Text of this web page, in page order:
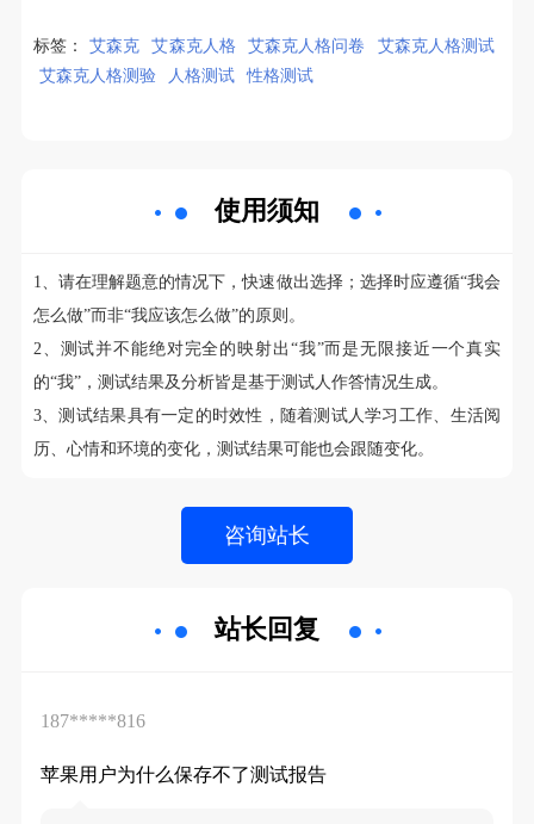
标签： 艾森克 艾森克人格 艾森克人格问卷
艾森克人格测试
艾森克人格测验
人格测试 性格测试
使用须知
1、请在理解题意的情况下，快速做出选择；选择时应遵循“我会
怎么做”而非“我应该怎么做”的原则。
2、测试并不能绝对完全的映射出“我”而是无限接近一个真实
的“我”，测试结果及分析皆是基于测试人作答情况生成。
3、测试结果具有一定的时效性，随着测试人学习工作、生活阅
历、心情和环境的变化，测试结果可能也会跟随变化。
站长回复
187*****816
苹果用户为什么保存不了测试报告